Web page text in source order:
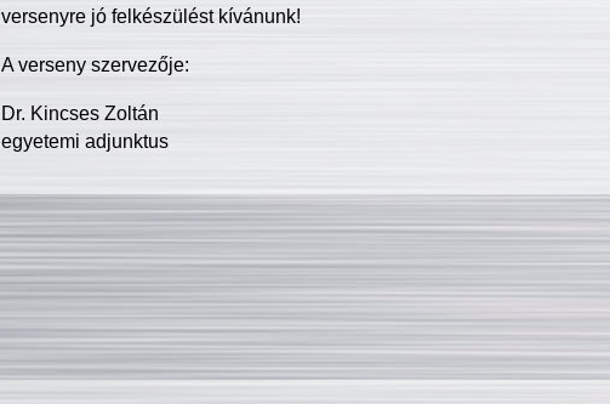
versenyre jó felkészülést kívánunk!
A verseny szervezője:
Dr. Kincses Zoltán
egyetemi adjunktus